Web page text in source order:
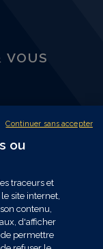
au traitement de votre
ou contractuelles, sont
ou
traceurs et
site internet,
contenu,
d'afficher
permettre
Continuer sans accepter